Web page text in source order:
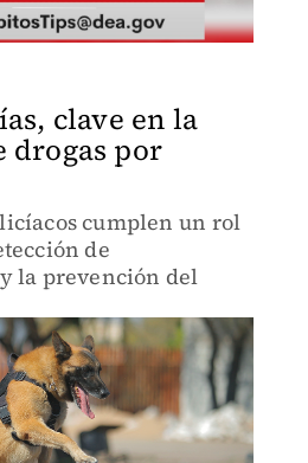
clave en la
drogas por
cumplen un rol
de
la prevención del